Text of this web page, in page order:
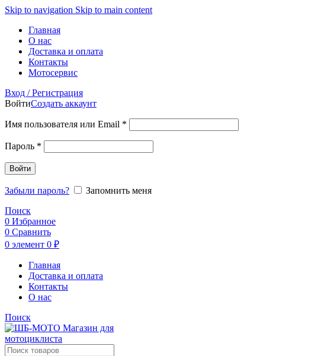
Skip to navigation Skip to main content
Главная
О нас
Доставка и оплата
Контакты
Мотосервис
Вход / Регистрация
ВойтиСоздать аккаунт
Имя пользователя или Email *
Пароль *
Войти
Забыли пароль?
Запомнить меня
Поиск
0 Избранное
0 Сравнить
0 элемент 0 ₽
Главная
Доставка и оплата
Контакты
О нас
Поиск